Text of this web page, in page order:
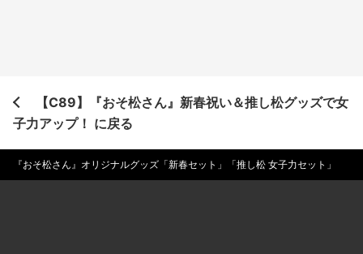
【C89】『おそ松さん』新春祝い＆推し松グッズで女
子力アップ！ に戻る
『おそ松さん』オリジナルグッズ「新春セット」「推し松 女子力セット」